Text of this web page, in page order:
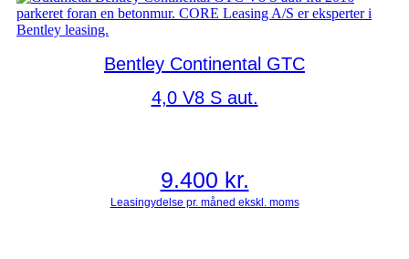
Bentley Continental GTC
4,0 V8 S aut.
9.400 kr.